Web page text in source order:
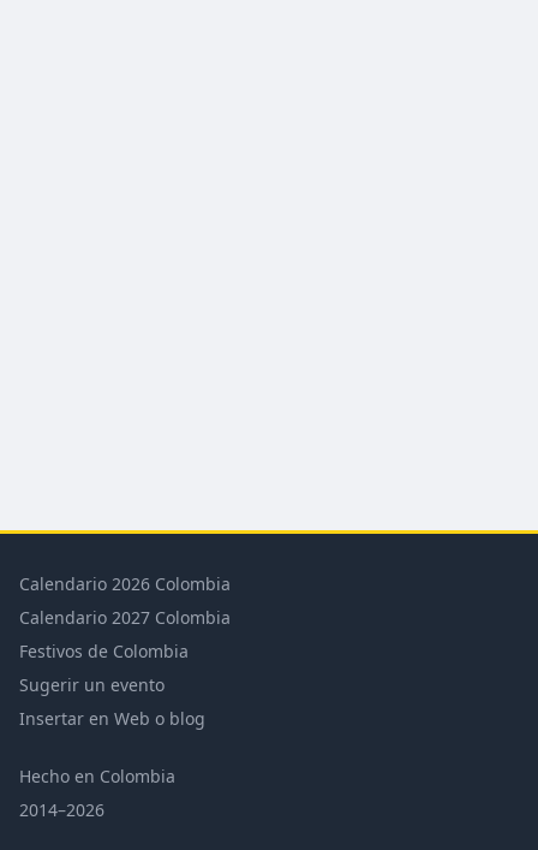
Calendario 2026 Colombia
Calendario 2027 Colombia
Festivos de Colombia
Sugerir un evento
Insertar en Web o blog
Hecho en Colombia
2014–2026